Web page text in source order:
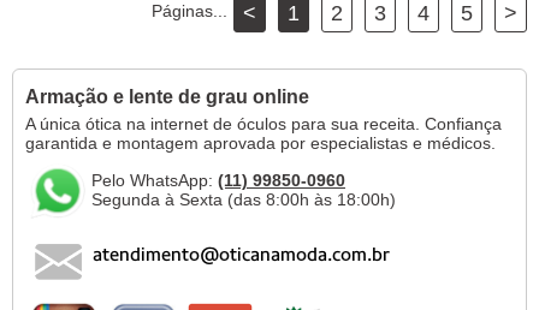
Páginas... < 1 2 3 4 5 >
Armação e lente de grau online
A única ótica na internet de óculos para sua receita. Confiança
garantida e montagem aprovada por especialistas e médicos.
Pelo WhatsApp: (11) 99850-0960
Segunda à Sexta (das 8:00h às 18:00h)